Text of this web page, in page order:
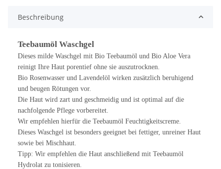
Beschreibung
Teebaumöl Waschgel
Dieses milde Waschgel mit Bio Teebaumöl und Bio Aloe Vera
reinigt Ihre Haut porentief ohne sie auszutrocknen.
Bio Rosenwasser und Lavendelöl wirken zusätzlich beruhigend
und beugen Rötungen vor.
Die Haut wird zart und geschmeidig und ist optimal auf die
nachfolgende Pflege vorbereitet.
Wir empfehlen hierfür die Teebaumöl Feuchtigkeitscreme.
Dieses Waschgel ist besonders geeignet bei fettiger, unreiner Haut
sowie bei Mischhaut.
Tipp: Wir empfehlen die Haut anschließend mit Teebaumöl
Hydrolat zu tonisieren.